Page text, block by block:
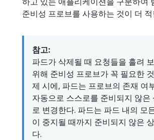
준비성 프로브를 사용하는 것이 더
참고:
파드가 삭제될 때 요청들을 흘려
위해 준비성 프로브가 꼭 필요한
제 시에, 파드는 프로브의 존재 여
자동으로 스스로를 준비되지 않
로 변경한다. 파드는 파드 내의 모
이 중지될 때까지 준비되지 않은
다.